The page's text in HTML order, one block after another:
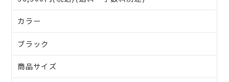
カラー
ブラック
商品サイズ